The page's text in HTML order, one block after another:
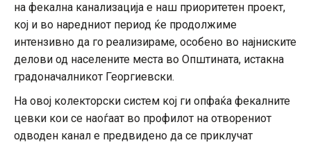
на фекална канализација е наш приоритетен проект,
кој и во наредниот период ќе продолжиме
интензивно да го реализираме, особено во најниските
делови од населените места во Општината, истакна
градоначалникот Георгиевски.
На овој колекторски систем кој ги опфаќа фекалните
цевки кои се наоѓаат во профилот на отворениот
одводен канал е предвидено да се приклучат